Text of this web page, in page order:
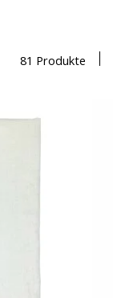
81 Produkte